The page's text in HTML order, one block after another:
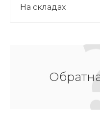
На складах